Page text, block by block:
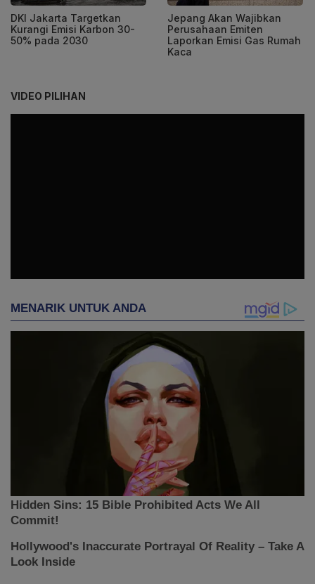
DKI Jakarta Targetkan
Kurangi Emisi Karbon 30-
50% pada 2030
Jepang Akan Wajibkan
Perusahaan Emiten
Laporkan Emisi Gas Rumah
Kaca
VIDEO PILIHAN